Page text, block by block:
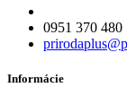
0951 370 480
Informácie